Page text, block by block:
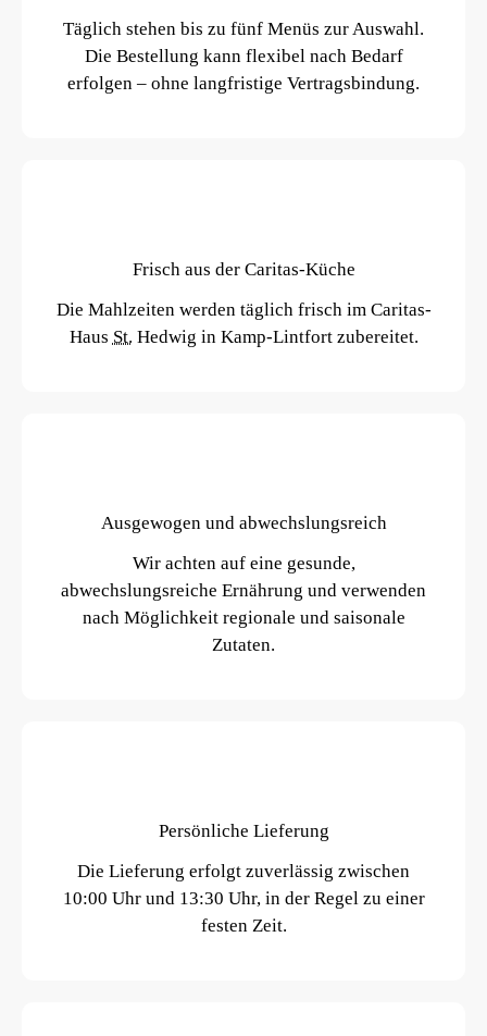
Täglich stehen bis zu fünf Menüs zur Auswahl.
Die Bestellung kann flexibel nach Bedarf
erfolgen – ohne langfristige Vertragsbindung.
Frisch aus der Caritas-Küche
Die Mahlzeiten werden täglich frisch im Caritas-
Haus St. Hedwig in Kamp-Lintfort zubereitet.
Ausgewogen und abwechslungsreich
Wir achten auf eine gesunde,
abwechslungsreiche Ernährung und verwenden
nach Möglichkeit regionale und saisonale
Zutaten.
Persönliche Lieferung
Die Lieferung erfolgt zuverlässig zwischen
10:00 Uhr und 13:30 Uhr, in der Regel zu einer
festen Zeit.